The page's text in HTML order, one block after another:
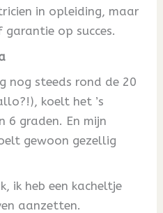
in opleiding, maar
op succes.
nog steeds rond de 20
koelt het ’s
6 graden. En mijn
gewoon gezellig
ik heb een kacheltje
aanzetten.